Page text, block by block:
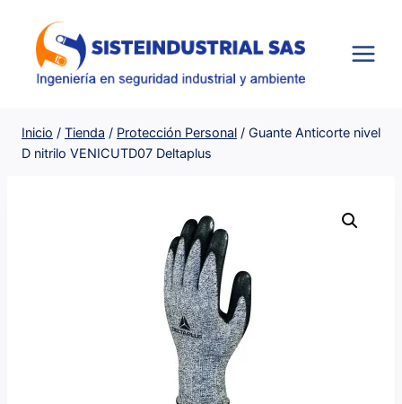
contenido
Inicio / Tienda / Protección Personal / Guante Anticorte nivel
D nitrilo VENICUTD07 Deltaplus